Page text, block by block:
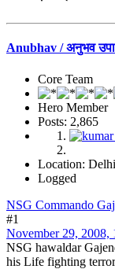
Anubhav / अनुभव
Core Team
Hero Member
Posts: 2,865
Location: Delhi
Logged
NSG Commando
#1
November 29, 2008,
NSG hawaldar
his Life fighting